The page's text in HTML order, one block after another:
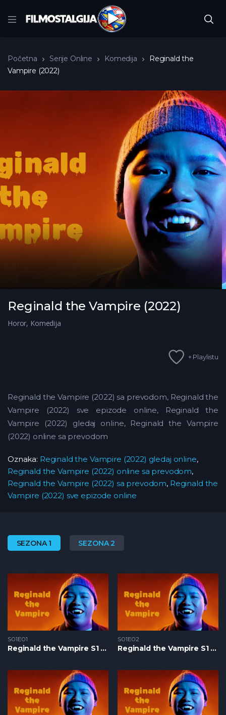
Početna Serije Online Komedija
Reginald the
Vampire (2022)
Reginald the Vampire (2022)
Horor, Komedija
+ Playlistu
Reginald the Vampire (2022) sa prevodom, Reginald the
Vampire (2022) sve epizode online, Reginald the
Vampire (2022) gledaj online, Reginald the Vampire
(2022) online sa prevodom
Oznaka: Reginald the Vampire (2022) gledaj online,
Reginald the Vampire (2022) online sa prevodom,
Reginald the Vampire (2022) sa prevodom, Reginald the
Vampire (2022) sve epizode online
SEZONA 1 SEZONA 2
S01E01
Reginald the Vampire S1 – Epizoda 01
S01E02
Reginald the Vampire S1 – Epizoda 02